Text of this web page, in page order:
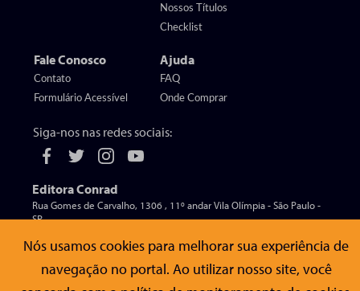
Nossos Títulos
Checklist
Fale Conosco
Contato
Formulário Acessível
Ajuda
FAQ
Onde Comprar
Siga-nos nas redes sociais:
Editora Conrad
Rua Gomes de Carvalho, 1306 , 11º andar Vila Olímpia - São Paulo -
SP
Nós usamos cookies para melhorar sua experiência de
navegação no portal. Ao utilizar nosso site, você